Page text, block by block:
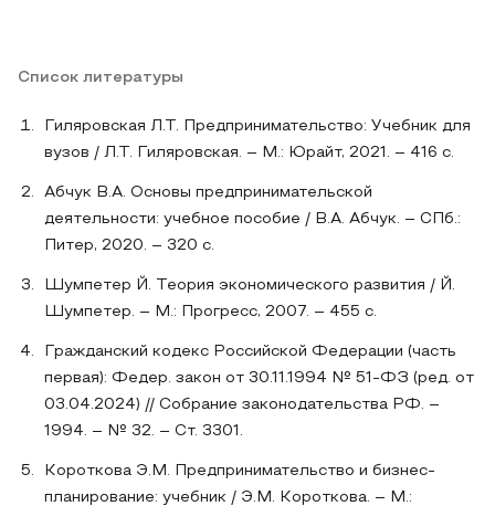
Список литературы
Гиляровская Л.Т. Предпринимательство: Учебник для
вузов / Л.Т. Гиляровская. – М.: Юрайт, 2021. – 416 с.
Абчук В.А. Основы предпринимательской
деятельности: учебное пособие / В.А. Абчук. – СПб.:
Питер, 2020. – 320 с.
Шумпетер Й. Теория экономического развития / Й.
Шумпетер. – М.: Прогресс, 2007. – 455 с.
Гражданский кодекс Российской Федерации (часть
первая): Федер. закон от 30.11.1994 № 51-ФЗ (ред. от
03.04.2024) // Собрание законодательства РФ. –
1994. – № 32. – Ст. 3301.
Короткова Э.М. Предпринимательство и бизнес-
планирование: учебник / Э.М. Короткова. – М.: